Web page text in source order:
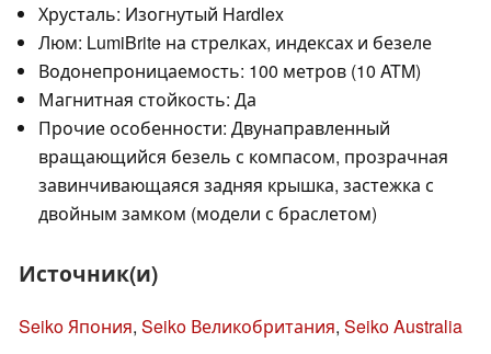
Хрусталь: Изогнутый Hardlex
Люм: LumiBrite на стрелках, индексах и безеле
Водонепроницаемость: 100 метров (10 ATM)
Магнитная стойкость: Да
Прочие особенности: Двунаправленный
вращающийся безель с компасом, прозрачная
завинчивающаяся задняя крышка, застежка с
двойным замком (модели с браслетом)
Источник(и)
Seiko Япония, Seiko Великобритания, Seiko Australia